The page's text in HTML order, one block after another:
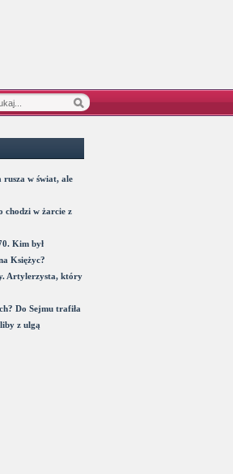
rusza w świat, ale
chodzi w żarcie z
Kim był
Księżyc?
Artylerzysta, który
Do Sejmu trafiła
z ulgą